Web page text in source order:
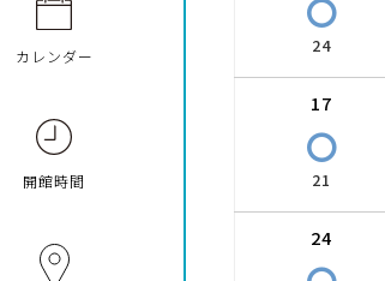
カレンダー
開館時間
〇
24
17
〇
21
24